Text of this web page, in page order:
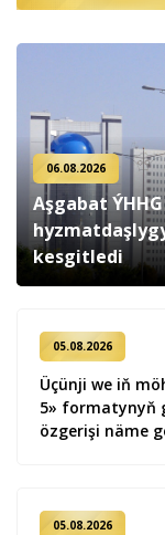
06.08.2026
Aşgabat
kesgitledi
05.08.2026
Üçünji we iň
5» formatynyň
özgerişi näme
05.08.2026